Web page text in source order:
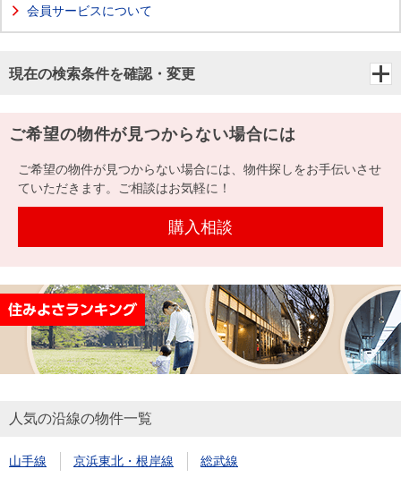
中古
ショ
探す
新
建て
す
投
用
件
を
探
す
事業
件を
購入向け
サービス
ンシミュ
無
査
売
AI
売却
時手
金額
売却向け
サービス
周辺相場
検索
住まい1プ
ラス（お
住まいと
暮らしの
売却ガイ
ド
店舗のご
都圏）
店舗のご
古屋）
店舗のご
ごあいさ
会社概
MUFG
ョン
沿革
本社地
図
ニュース
（電子ブ
新卒採用
キャリア
採用情報
法人のお客さま
提携企業にお勤めの方
会員ページ
閉じる
会員サービスについて
現在の検索条件を確認・変更
ご希望の物件が見つからない場合には
ご希望の物件が見つからない場合には、物件探しをお手伝いさせ
ていただきます。ご相談はお気軽に！
購入相談
人気の沿線の物件一覧
山手線 京浜東北・根岸線 総武線